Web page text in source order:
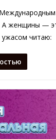
женщины —
ужасом читаю: